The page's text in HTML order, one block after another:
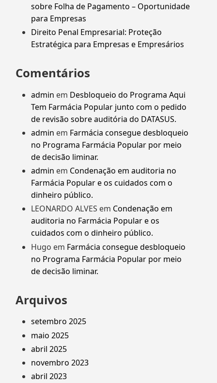
sobre Folha de Pagamento – Oportunidade
para Empresas
Direito Penal Empresarial: Proteção
Estratégica para Empresas e Empresários
Comentários
admin em Desbloqueio do Programa Aqui
Tem Farmácia Popular junto com o pedido
de revisão sobre auditória do DATASUS.
admin em Farmácia consegue desbloqueio
no Programa Farmácia Popular por meio
de decisão liminar.
admin em Condenação em auditoria no
Farmácia Popular e os cuidados com o
dinheiro público.
LEONARDO ALVES em Condenação em
auditoria no Farmácia Popular e os
cuidados com o dinheiro público.
Hugo em Farmácia consegue desbloqueio
no Programa Farmácia Popular por meio
de decisão liminar.
Arquivos
setembro 2025
maio 2025
abril 2025
novembro 2023
abril 2023